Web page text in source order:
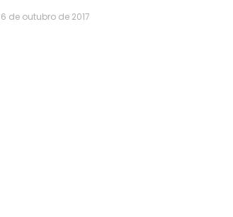
6 de outubro de 2017